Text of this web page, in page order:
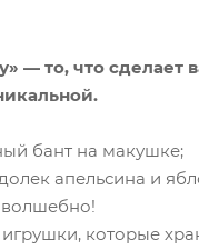
— то, что сделает
.
бант на макушке;
апельсина и
волшебно!
которые